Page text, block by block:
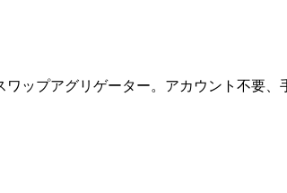
ップアグリゲーター。アカウント不要、